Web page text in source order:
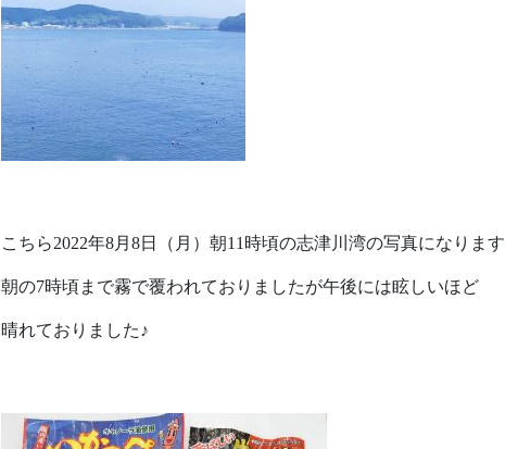
こちら2022年8月8日（月）朝11時頃の志津川湾の写真になります
朝の7時頃まで霧で覆われておりましたが午後には眩しいほど
晴れておりました♪